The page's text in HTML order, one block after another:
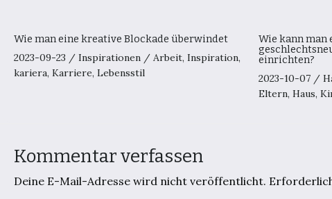
Wie man eine kreative Blockade überwindet
2023-09-23 / Inspirationen / Arbeit, Inspiration,
kariera, Karriere, Lebensstil
Wie kann
einrichten?
2023-10-07 /
Eltern,Haus,
Kommentar verfassen
Deine E-Mail-Adresse wird nicht veröffentlicht.